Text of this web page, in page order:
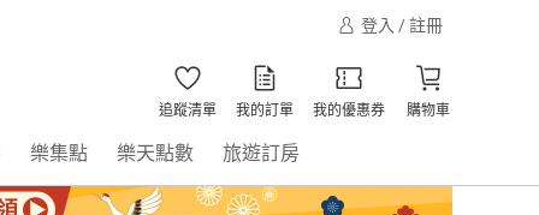
登入 / 註冊
追蹤清單 我的訂單 我的優惠券 購物車
樂集點 樂天點數 旅遊訂房